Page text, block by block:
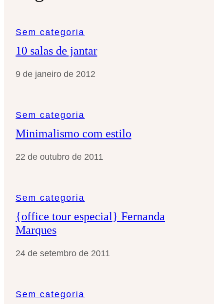
r
Sem categoria
10 salas de jantar
9 de janeiro de 2012
Sem categoria
Minimalismo com estilo
22 de outubro de 2011
Sem categoria
{office tour especial} Fernanda
Marques
24 de setembro de 2011
Sem categoria